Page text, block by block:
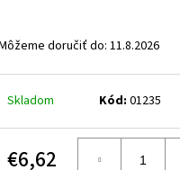
doručiť do: 11.8.2026
Skladom Kód: 01235
€6,62
MYDLODONKEY MILK SOAP